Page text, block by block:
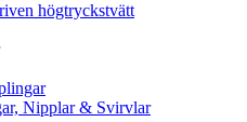
högtryckstvätt
Nipplar & Svirvlar